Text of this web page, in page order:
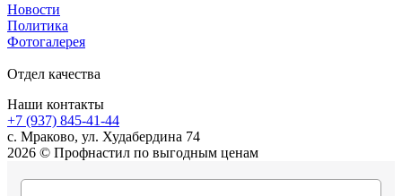
Новости
Политика
Фотогалерея
Отдел качества
Наши контакты
+7 (937) 845-41-44
с. Мраково, ул. Худабердина 74
2026 © Профнастил по выгодным ценам